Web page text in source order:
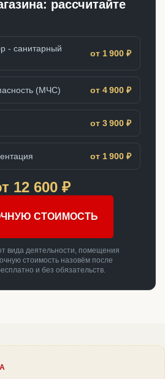
рассчитайте
- санитарный
от 1 900 ₽
(МЧС) от 4 900 ₽
от 3 900 ₽
от 1 900 ₽
12 600 ₽
СТОИМОСТЬ
вида деятельности, помещения
стоимость назовём после
и без обязательств.